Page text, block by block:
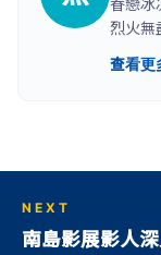
眷戀冰
烈火無
黑手
查看更
NEXT
南島影展影人